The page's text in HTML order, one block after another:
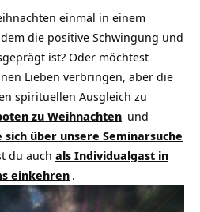
einmal in einem
die positive Schwingung und
ist? Oder möchtest
Lieben verbringen, aber die
spirituellen Ausgleich zu
zu Weihnachten und
über unsere Seminarsuche
du auch als Individualgast in
einkehren .